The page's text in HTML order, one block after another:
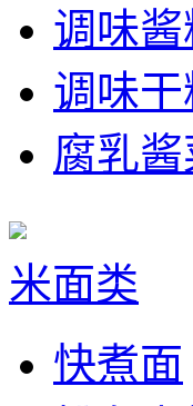
调味酱
调味干
腐乳酱
米面类
快煮面